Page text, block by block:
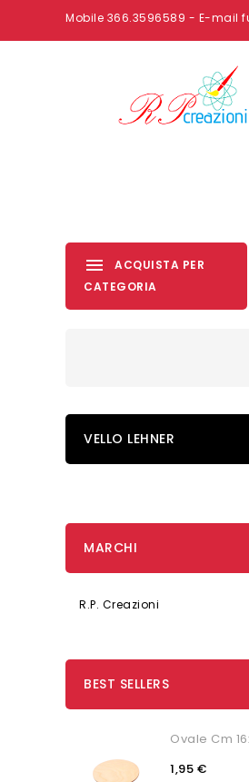
Mobile 366.3596589 - E-mail
ACQUISTA PER
CATEGORIA
VELLO LEHNER
MARCHI
R.P. Creazioni
BEST SELLERS
Ovale Cm
1,95 €